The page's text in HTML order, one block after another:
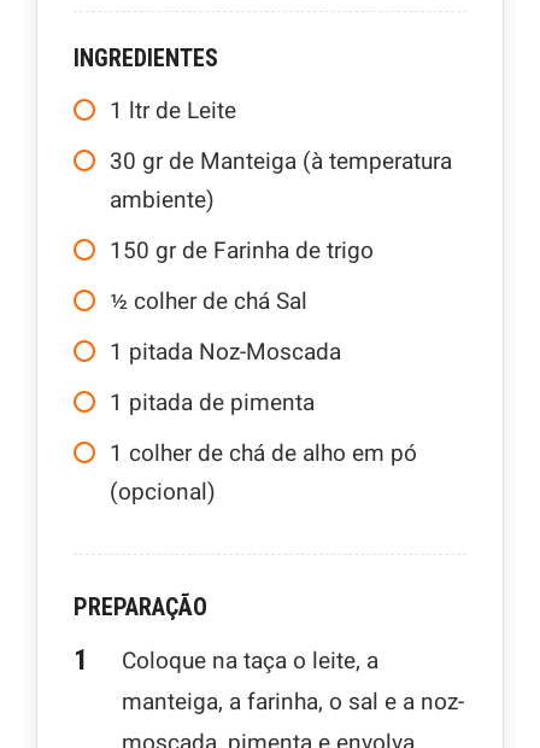
INGREDIENTES
1 ltr de Leite
30 gr de Manteiga (à temperatura
ambiente)
150 gr de Farinha de trigo
½ colher de chá Sal
1 pitada Noz-Moscada
1 pitada de pimenta
1 colher de chá de alho em pó
(opcional)
PREPARAÇÃO
Coloque na taça o leite, a
manteiga, a farinha, o sal e a noz-